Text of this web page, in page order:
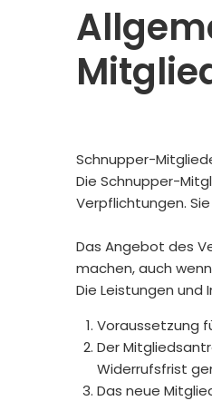
Schnupper-
Die Schnupper-
Verpflichtungen.
Das Angebot des
machen, auch
Die Leistungen
Voraussetzung
Der
Widerrufsfrist
Das neue